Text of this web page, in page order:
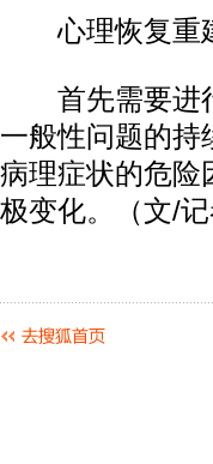
心理恢复重建
首先需要进行
一般性问题的持
病理症状的危险
极变化。（文/